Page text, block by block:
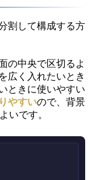
割して構成する方
の中央で区切るよ
広く入れたいとき
ときに使いやすい
やすいので、背景
いです。